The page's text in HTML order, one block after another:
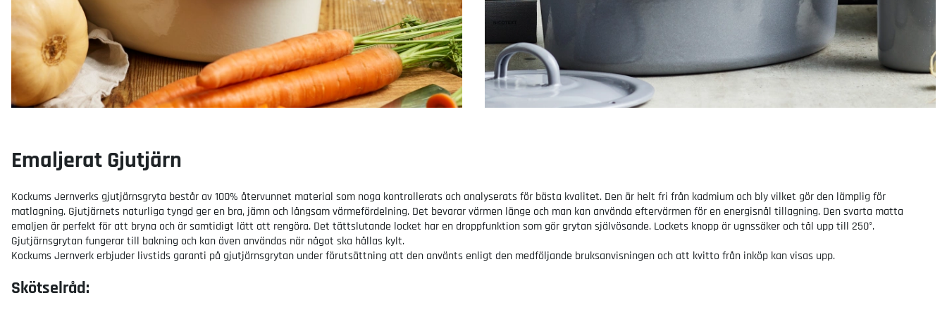
Emaljerat Gjutjärn
Kockums Jernverks gjutjärnsgryta består av 100% återvunnet material som noga kontrollerats och analyserats för bästa kvalitet. Den är helt fri från kadmium och bly vilket gör den lämplig för
matlagning. Gjutjärnets naturliga tyngd ger en bra, jämn och långsam värmefördelning. Det bevarar värmen länge och man kan använda eftervärmen för en energisnål tillagning. Den svarta matta
emaljen är perfekt för att bryna och är samtidigt lätt att rengöra. Det tättslutande locket har en droppfunktion som gör grytan självösande. Lockets knopp är ugnssäker och tål upp till 250°.
Gjutjärnsgrytan fungerar till bakning och kan även användas när något ska hållas kylt.
Kockums Jernverk erbjuder livstids garanti på gjutjärnsgrytan under förutsättning att den använts enligt den medföljande bruksanvisningen och att kvitto från inköp kan visas upp.
Skötselråd: